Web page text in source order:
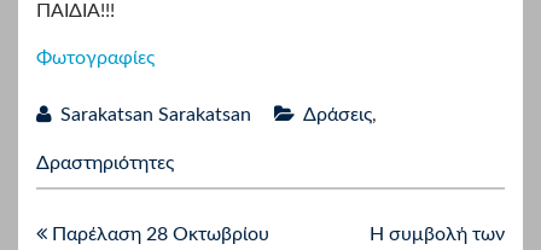
ΠΑΙΔΙΑ!!!
Φωτογραφίες
Sarakatsan Sarakatsan Δράσεις,
Δραστηριότητες
Παρέλαση 28 Οκτωβρίου
Η συμβολή των